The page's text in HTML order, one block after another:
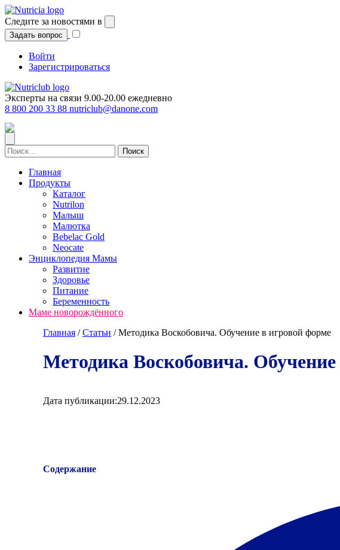
Перейти
к
содержимому
Следите за новостями в
Задать вопрос
Войти
Зарегистрироваться
Эксперты на связи 9.00-20.00 ежедневно
8 800 200 33 88 nutriclub@danone.com
Найти:
Главная
Продукты
Каталог
Nutrilon
Малыш
Малютка
Bebelac Gold
Neocate
Энциклопедия Мамы
Развитие
Здоровье
Питание
Беременность
Маме новорождённого
Главная /Cтатьи /Методика Воскобовича. Обучение в игровой форме
Методика Воскобовича.
Дата публикации:29.12.2023
Содержание